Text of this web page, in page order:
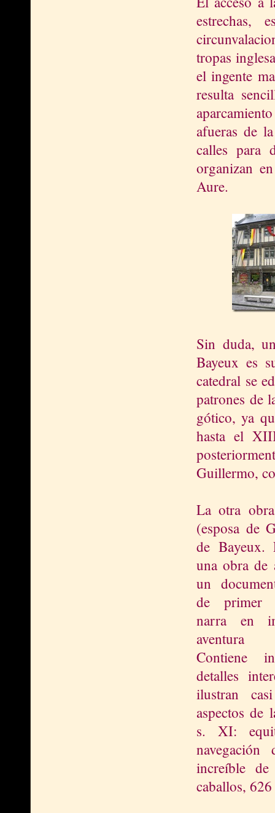
estrechas,
tropas
el ingente
resulta
afueras de
calles para
organizan
Aure.
Sin duda,
Bayeux es
catedral se
patrones de
gótico, ya
hasta el
Guillermo,
La otra
(esposa de
de Bayeux.
una obra de
un
de primer
narra en
aventura
Contiene
detalles
ilustran
aspectos de
s. XI:
increíble
caballos,